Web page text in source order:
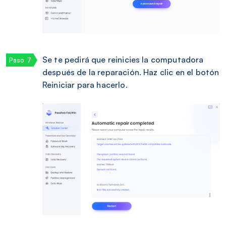
Se te pedirá que reinicies la computadora
después de la reparación. Haz clic en el botón
Reiniciar para hacerlo.